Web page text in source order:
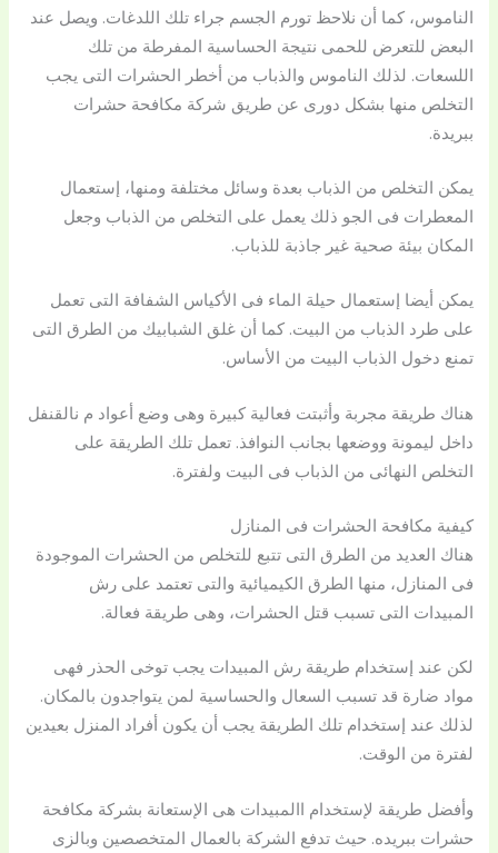
الناموس، كما أن نلاحظ تورم الجسم جراء تلك اللدغات. ويصل عند
البعض للتعرض للحمى نتيجة الحساسية المفرطة من تلك
اللسعات. لذلك الناموس والذباب من أخطر الحشرات التى يجب
التخلص منها بشكل دورى عن طريق شركة مكافحة حشرات
ببريدة.
يمكن التخلص من الذباب بعدة وسائل مختلفة ومنها، إستعمال
المعطرات فى الجو ذلك يعمل على التخلص من الذباب وجعل
المكان بيئة صحية غير جاذبة للذباب.
يمكن أيضا إستعمال حيلة الماء فى الأكياس الشفافة التى تعمل
على طرد الذباب من البيت. كما أن غلق الشبابيك من الطرق التى
تمنع دخول الذباب البيت من الأساس.
هناك طريقة مجربة وأثبتت فعالية كبيرة وهى وضع أعواد م نالقنفل
داخل ليمونة ووضعها بجانب النوافذ. تعمل تلك الطريقة على
التخلص النهائى من الذباب فى البيت ولفترة.
كيفية مكافحة الحشرات فى المنازل
هناك العديد من الطرق التى تتبع للتخلص من الحشرات الموجودة
فى المنازل، منها الطرق الكيميائية والتى تعتمد على رش
المبيدات التى تسبب قتل الحشرات، وهى طريقة فعالة.
لكن عند إستخدام طريقة رش المبيدات يجب توخى الحذر فهى
مواد ضارة قد تسبب السعال والحساسية لمن يتواجدون بالمكان.
لذلك عند إستخدام تلك الطريقة يجب أن يكون أفراد المنزل بعيدين
لفترة من الوقت.
وأفضل طريقة لإستخدام االمبيدات هى الإستعانة بشركة مكافحة
حشرات ببريده. حيث تدفع الشركة بالعمال المتخصصين وبالزى